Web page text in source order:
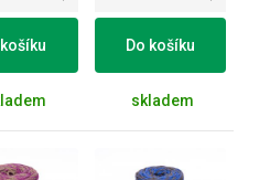
Do košíku
skladem